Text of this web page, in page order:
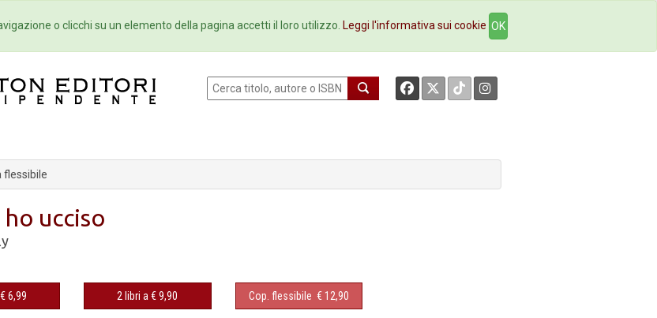
Collane Newsletter Ebookstore Contatti
flessibile
ucciso
€ 6,99 2 libri a € 9,90 Cop. flessibile € 12,90
o clicchi su un elemento della pagina accetti il loro utilizzo. Leggi l'informativa sui cookie OK